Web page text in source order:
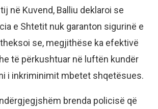
në Kuvend, Balliu deklaroi se
e Shtetit nuk garanton sigurinë e
se, megjithëse ka efektivë
të përkushtuar në luftën kundër
i inkriminimit mbetet shqetësues.
brenda policisë që